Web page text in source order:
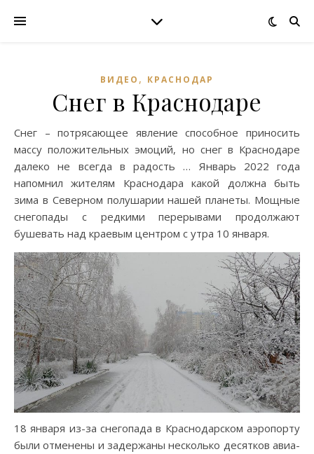
ВИДЕО , КРАСНОДАР
Снег в Краснодаре
Снег – потрясающее явление способное приносить
массу положительных эмоций, но снег в Краснодаре
далеко не всегда в радость … Январь 2022 года
напомнил жителям Краснодара какой должна быть
зима в Северном полушарии нашей планеты. Мощные
снегопады с редкими перерывами продолжают
бушевать над краевым центром с утра 10 января.
18 января из-за снегопада в Краснодарском аэропорту
были отменены и задержаны несколько десятков авиа-